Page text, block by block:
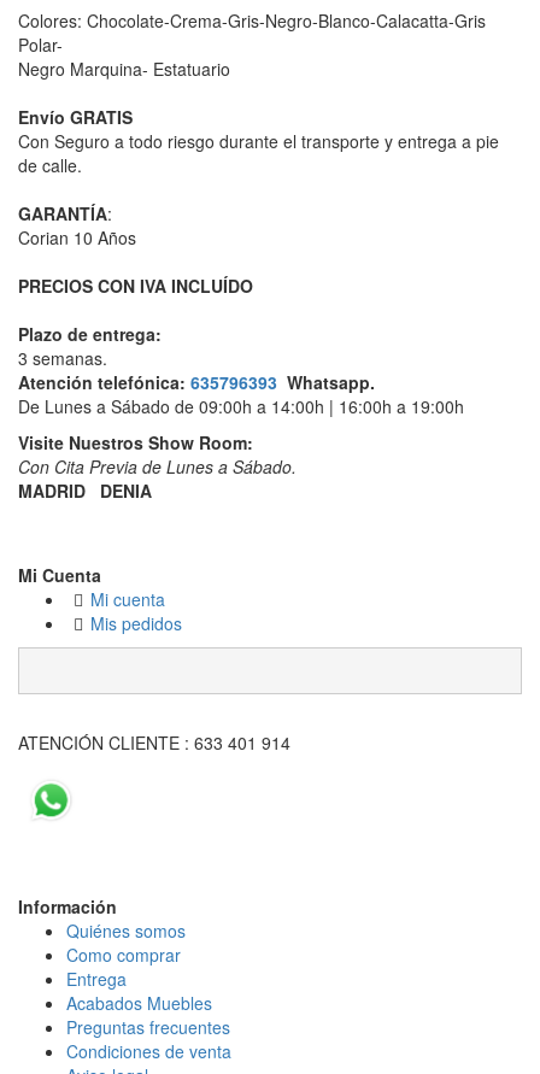
Colores: Chocolate-Crema-Gris-Negro-Blanco-Calacatta-Gris
Polar-
Negro Marquina- Estatuario
Envío GRATIS
Con Seguro a todo riesgo durante el transporte y entrega a pie
de calle.
GARANTÍA:
Corian 10 Años
PRECIOS CON IVA INCLUÍDO
Plazo de entrega:
3 semanas.
Atención telefónica: 635796393 Whatsapp.
De Lunes a Sábado de 09:00h a 14:00h | 16:00h a 19:00h
Visite Nuestros Show Room:
​Con Cita Previa de Lunes a Sábado.
MADRID DENIA
Mi Cuenta
Mi cuenta
Mis pedidos
ATENCIÓN CLIENTE : 633 401 914
Información
Quiénes somos
Como comprar
Entrega
Acabados Muebles
Preguntas frecuentes
Condiciones de venta